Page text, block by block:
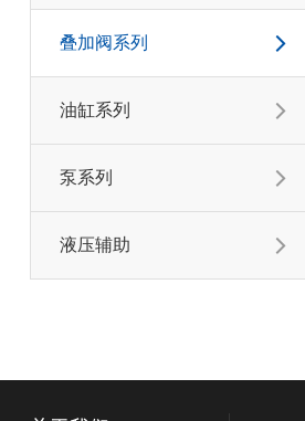
叠加阀系列 
油缸系列 
泵系列 
液压辅助 